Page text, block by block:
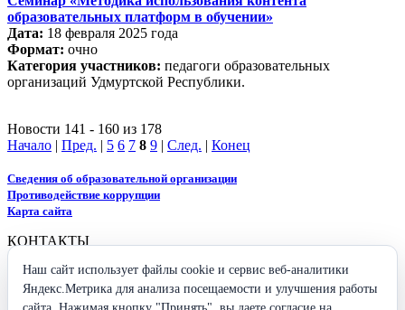
образовательных платформ в обучении»
Дата: 18 февраля 2025 года
Формат: очно
Категория участников: педагоги образовательных
организаций Удмуртской Республики.
Новости 141 - 160 из 178
Начало | Пред. | 5 6 7 8 9 | След. | Конец
Сведения об образовательной организации
Противодействие коррупции
Карта сайта
КОНТАКТЫ
426009, Удмуртская Республика,
г. Ижевск, ул. Ухтомского, 25
+7 (3412) 37-96-26
Наш сайт использует файлы cookie и сервис веб-аналитики
Яндекс.Метрика для анализа посещаемости и улучшения работы